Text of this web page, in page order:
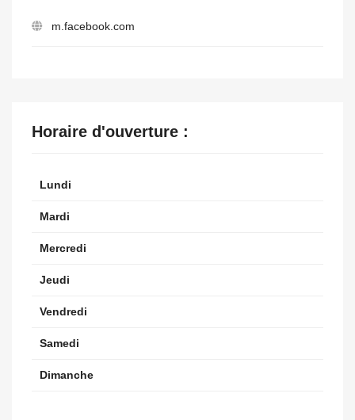
m.facebook.com
Horaire d'ouverture :
Lundi
Mardi
Mercredi
Jeudi
Vendredi
Samedi
Dimanche